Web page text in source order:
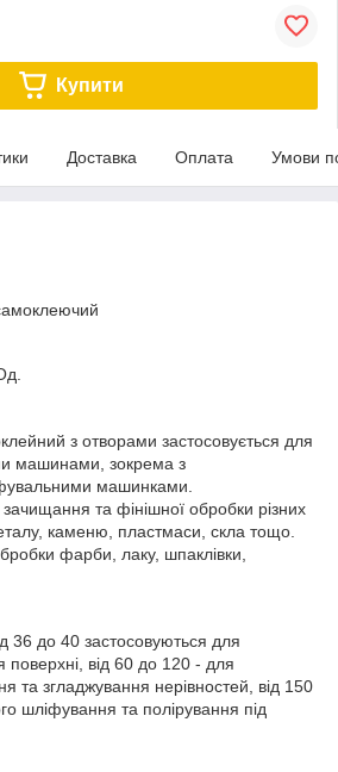
Купити
Доставка Оплата Умови
з отворами застосовується для
машинами, зокрема з
машинками.
та фінішної обробки різних
каменю, пластмаси, скла тощо.
фарби, лаку, шпаклівки,
36 до 40 застосовуються для
від 60 до 120 - для
та згладжування нерівностей, від 150
шліфування та полірування під